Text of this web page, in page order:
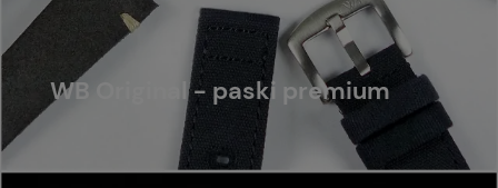
WB Original - paski premium